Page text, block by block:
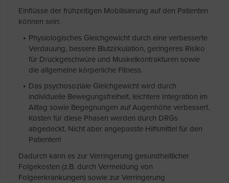
Einflüsse der frühzeitigen Mobilisierung auf den Patienten
können sein:
Physiologisches Gleichgewicht durch eine verbesserte
Verdauung, bessere Blutzirkulation, geringeres Risiko
für Druckgeschwüre und Muskelkontrakturen sowie
die allgemeine körperliche Fitness.
Das psychosoziale Gleichgewicht wird durch
individuelle Bewegungsfreiheit, leichtere Integration im
Alltag sowie Begegnungen auf Augenhöhe verbessert.
Kosten für diese Phasen werden durch DRGs
abgedeckt. Nicht aber angepasste Hilfsmittel für den
Patienten!
Dadurch kann es zur Verringerung gesundheitlicher
Folgekosten (z.B. durch Vermeidung von
Folgeerkrankungen) sowie zur Verringerung